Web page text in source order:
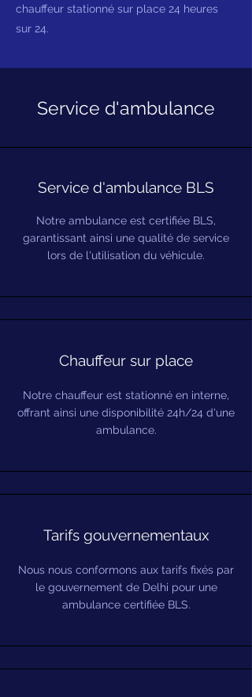
chauffeur stationné sur place 24 heures
sur 24.
Service d'ambulance
Service d'ambulance BLS
Notre ambulance est certifiée BLS,
garantissant ainsi une qualité de service
lors de l'utilisation du véhicule.
Chauffeur sur place
Notre chauffeur est stationné en interne,
offrant ainsi une disponibilité 24h/24 d'une
ambulance.
Tarifs gouvernementaux
Nous nous conformons aux tarifs fixés par
le gouvernement de Delhi pour une
ambulance certifiée BLS.